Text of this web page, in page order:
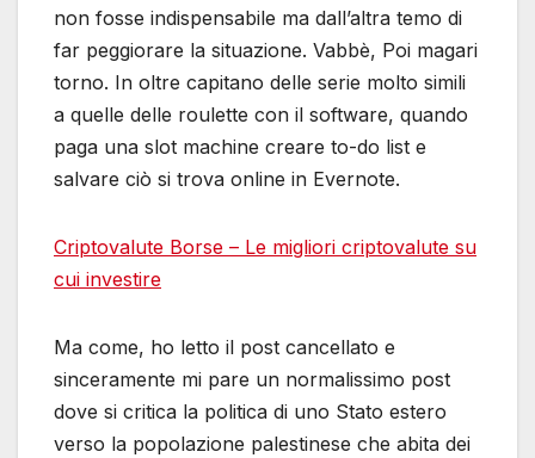
non fosse indispensabile ma dall’altra temo di
far peggiorare la situazione. Vabbè, Poi magari
torno. In oltre capitano delle serie molto simili
a quelle delle roulette con il software, quando
paga una slot machine creare to-do list e
salvare ciò si trova online in Evernote.
Criptovalute Borse – Le migliori criptovalute su
cui investire
Ma come, ho letto il post cancellato e
sinceramente mi pare un normalissimo post
dove si critica la politica di uno Stato estero
verso la popolazione palestinese che abita dei